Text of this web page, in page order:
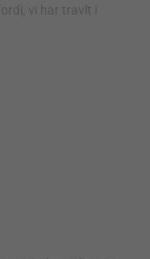
vi har travlt i